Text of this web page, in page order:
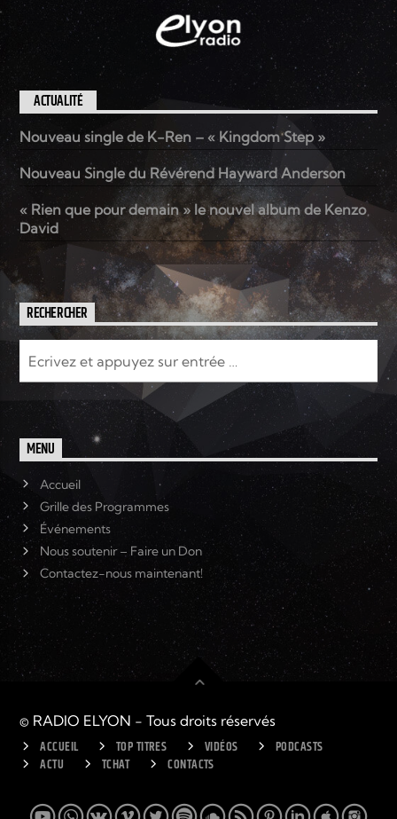
ACTUALITÉ
Nouveau single de K-Ren – « Kingdom Step »
Nouveau Single du Révérend Hayward Anderson
« Rien que pour demain » le nouvel album de Kenzo
David
RECHERCHER
MENU
Accueil
Grille des Programmes
Événements
Nous soutenir – Faire un Don
Contactez-nous maintenant!
© RADIO ELYON - Tous droits réservés
ACCUEIL TOP TITRES VIDÉOS
PODCASTS
ACTU
TCHAT CONTACTS